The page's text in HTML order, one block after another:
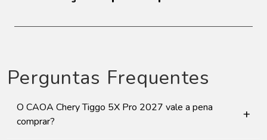
Perguntas Frequentes
O CAOA Chery Tiggo 5X Pro 2027 vale a pena
comprar?
+